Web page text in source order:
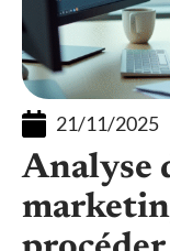
21/11/2025
Analyse